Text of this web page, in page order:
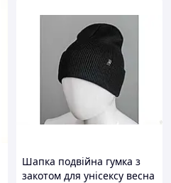
Шапка подвійна гумка з
закотом для унісексу весна